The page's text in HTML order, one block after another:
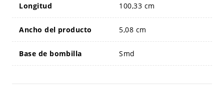
Longitud 100,33 cm
Ancho del producto 5,08 cm
Base de bombilla Smd